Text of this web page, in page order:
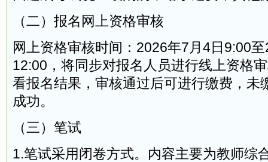
（二）报名网上资格审核
网上资格审核时间：2026年7月4日9:00
12:00，将同步对报名人员进行线上资格
看报名结果，审核通过后可进行缴费，未
成功。
（三）笔试
1.笔试采用闭卷方式。内容主要为教师综